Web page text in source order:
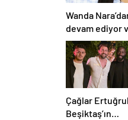
Wanda
devam ediyor
Çağlar
Beşiktaş’ın